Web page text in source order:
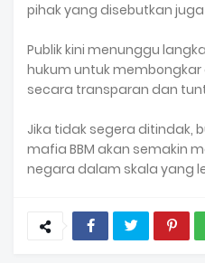
pihak yang disebutkan
Publik kini menunggu
hukum untuk
secara transparan dan
Jika tidak segera ditindak,
mafia BBM akan semakin
negara dalam skala yang